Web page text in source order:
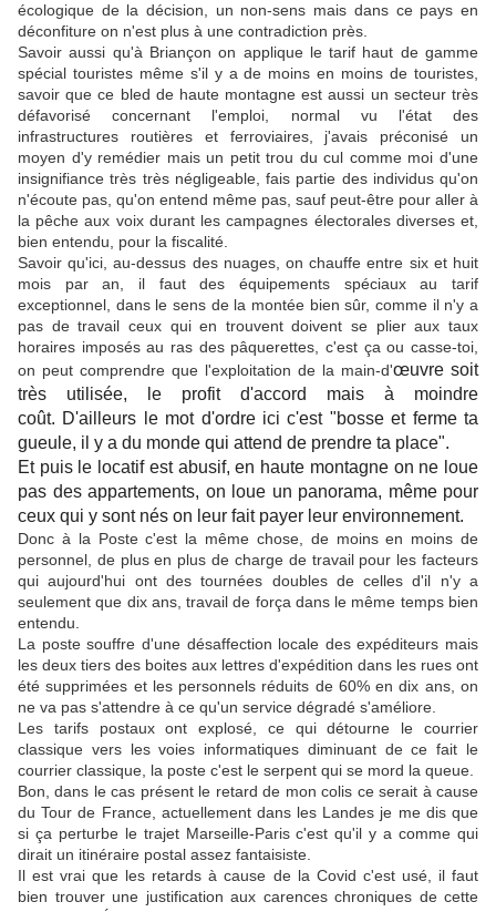
écologique de la décision, un non-sens mais dans ce pays en
déconfiture on n'est plus à une contradiction près.
Savoir aussi qu'à Briançon on applique le tarif haut de gamme
spécial touristes même s'il y a de moins en moins de touristes,
savoir que ce bled de haute montagne est aussi un secteur très
défavorisé concernant l'emploi, normal vu l'état des
infrastructures routières et ferroviaires, j'avais préconisé un
moyen d'y remédier mais un petit trou du cul comme moi d'une
insignifiance très très négligeable, fais partie des individus qu'on
n'écoute pas, qu'on entend même pas, sauf peut-être pour aller à
la pêche aux voix durant les campagnes électorales diverses et,
bien entendu, pour la fiscalité.
Savoir qu'ici, au-dessus des nuages, on chauffe entre six et huit
mois par an, il faut des équipements spéciaux au tarif
exceptionnel, dans le sens de la montée bien sûr, comme il n'y a
pas de travail ceux qui en trouvent doivent se plier aux taux
horaires imposés au ras des pâquerettes, c'est ça ou casse-toi,
on peut comprendre que l'exploitation de la main-d'œuvre soit
très utilisée, le profit d'accord mais à moindre
coût. D'ailleurs le mot d'ordre ici c'est "bosse et ferme ta
gueule, il y a du monde qui attend de prendre ta place".
Et puis le locatif est abusif, en haute montagne on ne loue
pas des appartements, on loue un panorama, même pour
ceux qui y sont nés on leur fait payer leur environnement.
Donc à la Poste c'est la même chose, de moins en moins de
personnel, de plus en plus de charge de travail pour les facteurs
qui aujourd'hui ont des tournées doubles de celles d'il n'y a
seulement que dix ans, travail de força dans le même temps bien
entendu.
La poste souffre d'une désaffection locale des expéditeurs mais
les deux tiers des boites aux lettres d'expédition dans les rues ont
été supprimées et les personnels réduits de 60% en dix ans, on
ne va pas s'attendre à ce qu'un service dégradé s'améliore.
Les tarifs postaux ont explosé, ce qui détourne le courrier
classique vers les voies informatiques diminuant de ce fait le
courrier classique, la poste c'est le serpent qui se mord la queue.
Bon, dans le cas présent le retard de mon colis ce serait à cause
du Tour de France, actuellement dans les Landes je me dis que
si ça perturbe le trajet Marseille-Paris c'est qu'il y a comme qui
dirait un itinéraire postal assez fantaisiste.
Il est vrai que les retards à cause de la Covid c'est usé, il faut
bien trouver une justification aux carences chroniques de cette